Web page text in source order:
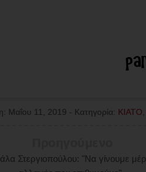
Μαΐου 11, 2019 - Κατηγορία: ΚΙΑΤΟ
Στεργιοπούλου: "Να γίνουμε